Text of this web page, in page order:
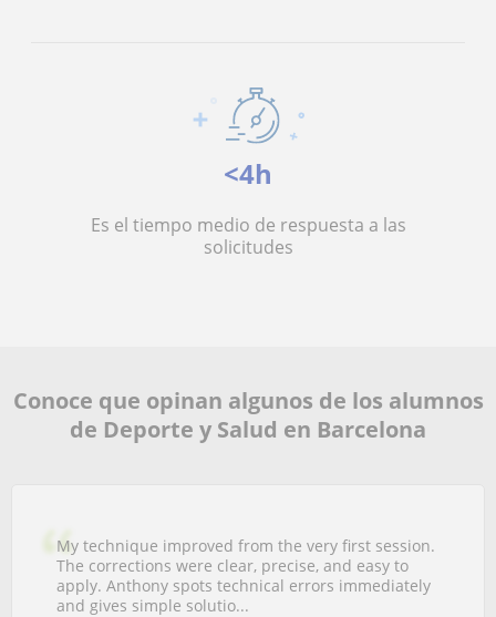
<4h
Es el tiempo medio de respuesta a las
solicitudes
Conoce que opinan algunos de los alumnos
de Deporte y Salud en Barcelona
My technique improved from the very first session.
The corrections were clear, precise, and easy to
apply. Anthony spots technical errors immediately
and gives simple solutio...